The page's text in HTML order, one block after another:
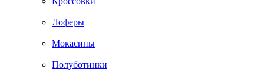
Лоферы
Мокасины
Полуботинки